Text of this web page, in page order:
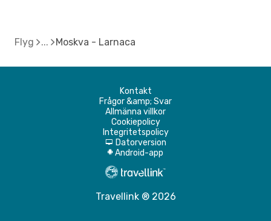
Flyg Moskva - Larnaca
Kontakt
Frågor &amp; Svar
Allmänna villkor
Cookiepolicy
Integritetspolicy
d Datorversion
A Android-app
Travellink ® 2026